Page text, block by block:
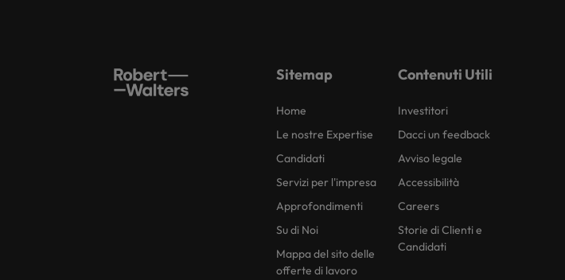
Sitemap
Home
Le nostre Expertise
Candidati
Servizi per l'impresa
Approfondimenti
Su di Noi
Mappa del sito delle
offerte di lavoro
Contenuti Utili
Investitori
Dacci un feedback
Avviso legale
Accessibilità
Careers
Storie di Clienti e
Candidati